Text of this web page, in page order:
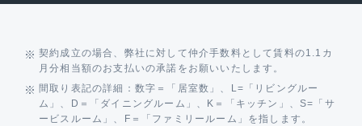
契約成立の場合、弊社に対して仲介手数料として賃料の1.1カ
月分相当額のお支払いの承諾をお願いいたします。
間取り表記の詳細：数字＝「居室数」、L=「リビングルー
ム」、D＝「ダイニングルーム」、K＝「キッチン」、S=「サ
ービスルーム」、F＝「ファミリールーム」を指します。